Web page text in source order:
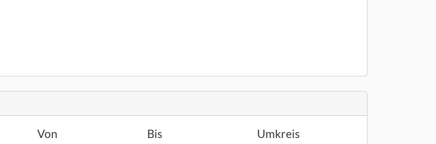
Von Bis Umkreis